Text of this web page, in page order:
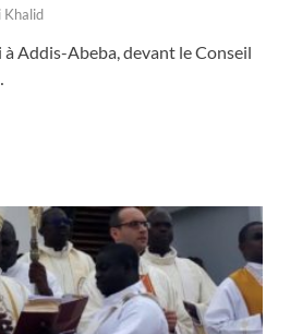
Khalid
Addis-Abeba, devant le Conseil